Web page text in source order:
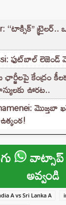
‘‘టాక్సిక్’’
ఫుట్‌బాల్ లెజెండ్
కేంద్రం
ఊరట..
మొజ్తబా
అవ్వండి
A vs Sri Lanka A